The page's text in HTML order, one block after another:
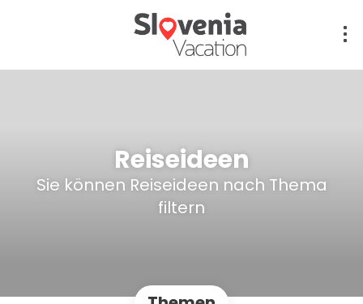
Reiseideen
Sie können Reiseideen nach Thema
filtern